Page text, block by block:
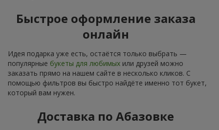
Быстрое оформление заказа
онлайн
Идея подарка уже есть, остаётся только выбрать —
популярные букеты для любимых или друзей можно
заказать прямо на нашем сайте в несколько кликов. С
помощью фильтров вы быстро найдёте именно тот букет,
который вам нужен.
Доставка по Абазовке